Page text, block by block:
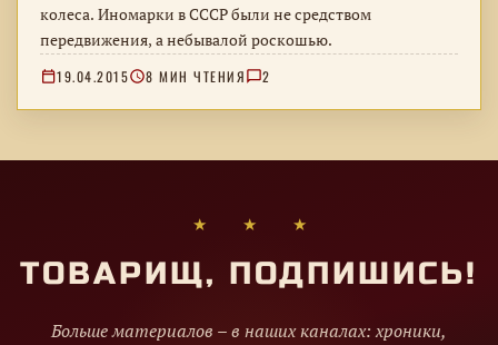
колеса. Иномарки в СССР были не средством
передвижения, а небывалой роскошью.
19.04.2015 8 МИН ЧТЕНИЯ 2
★ ★ ★
ТОВАРИЩ, ПОДПИШИСЬ!
Больше материалов – в наших каналах: хроники,